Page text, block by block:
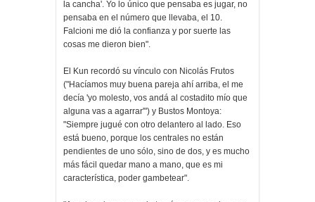
la cancha'. Yo lo único que pensaba es jugar, no
pensaba en el número que llevaba, el 10.
Falcioni me dió la confianza y por suerte las
cosas me dieron bien".
El Kun recordó su vínculo con Nicolás Frutos
("Hacíamos muy buena pareja ahí arriba, el me
decía 'yo molesto, vos andá al costadito mío que
alguna vas a agarrar'") y Bustos Montoya:
"Siempre jugué con otro delantero al lado. Eso
está bueno, porque los centrales no están
pendientes de uno sólo, sino de dos, y es mucho
más fácil quedar mano a mano, que es mi
característica, poder gambetear".